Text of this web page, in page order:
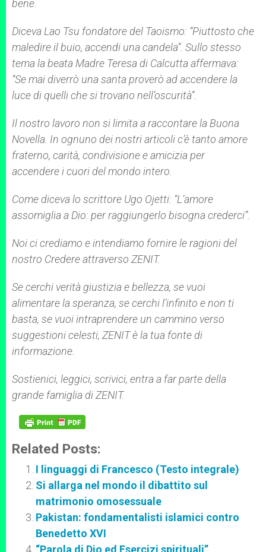
bene.
Diceva Lao Tsu fondatore del Taoismo: “Piuttosto che
maledire il buio, accendi una candela”. Sullo stesso
tema la beata Madre Teresa di Calcutta affermava:
“Se mai diverrò una santa proverò ad accendere la
luce di quelli che si trovano nell’oscurità”.
Il nostro lavoro non si limita a raccontare la Buona
Novella. In ognuno dei nostri articoli c’è tanto amore
fraterno, carità, condivisione e amicizia per
accendere i cuori del mondo intero.
Come diceva lo scrittore Ugo Ojetti: “L’amore
assomiglia a Dio: per raggiungerlo bisogna crederci”.
Noi ci crediamo e intendiamo fornire le ragioni del
nostro Credere attraverso ZENIT.
Se cerchi verità giustizia e bellezza, se vuoi
alimentare la speranza, se cerchi l’infinito e non ti
basta, se vuoi intraprendere un cammino verso
suggestioni celesti, ZENIT è la tua fonte di
informazione.
Sostienici, leggici, scrivici, entra a far parte della
grande famiglia di ZENIT.
Related Posts:
I linguaggi di Francesco (Testo integrale)
Si allarga nel mondo il dibattito sul
matrimonio omosessuale
Pakistan: fondamentalisti islamici contro
Benedetto XVI
“Parola di Dio ed Esercizi spirituali”